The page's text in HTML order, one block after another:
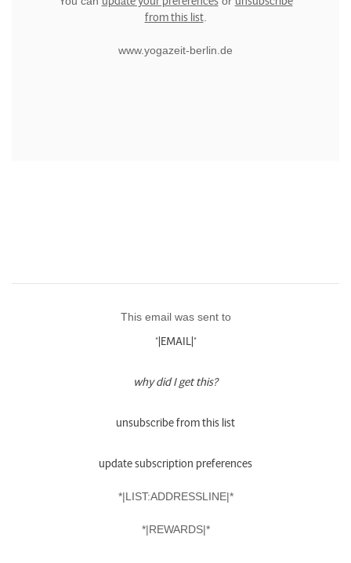
from this list.
www.yogazeit-berlin.de
This email was sent to
*|EMAIL|*
why did I get this?
unsubscribe from this list
update subscription preferences
*|LIST:ADDRESSLINE|*
*|REWARDS|*